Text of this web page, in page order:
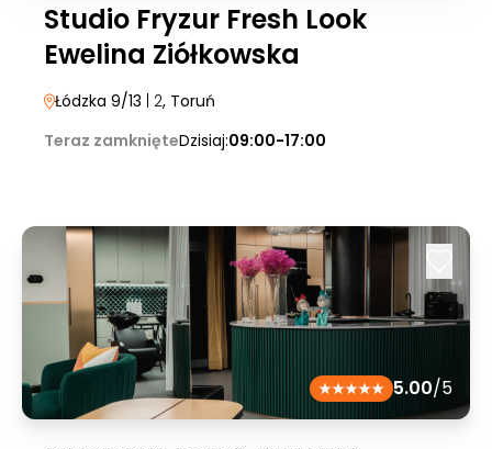
Studio Fryzur Fresh Look
Ewelina Ziółkowska
Łódzka 9/13 | 2, Toruń
Teraz zamknięteDzisiaj:09:00-17:00
5.00/5